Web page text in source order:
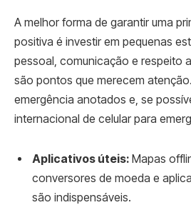
A melhor forma de garantir uma
positiva é investir em pequenas
pessoal, comunicação e respeito
são pontos que merecem
emergência anotados e, se
internacional de celular para
Aplicativos úteis: Mapas
conversores de moeda e
são indispensáveis.